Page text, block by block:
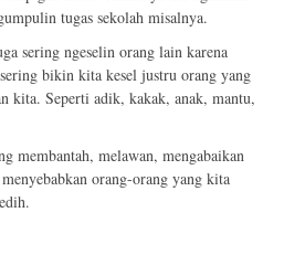
tugas sekolah misalnya.
sering ngeselin orang lain karena
bikin kita kesel justru orang yang
kita. Seperti adik, kakak, anak, mantu,
membantah, melawan, mengabaikan
orang-orang yang kita